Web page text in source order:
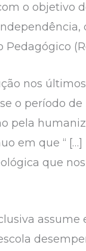
o objetivo
nos
o período
pela
em que “
que